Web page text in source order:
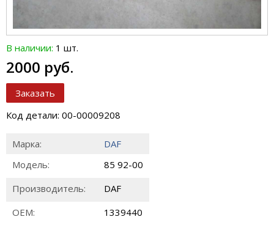
В наличии: 1 шт.
2000 руб.
Заказать
Код детали: 00-00009208
Марка:
DAF
Модель:
85 92-00
Производитель:
DAF
ОЕМ:
1339440